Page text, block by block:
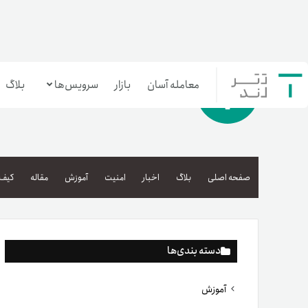
معامله آسان بازار سرویس‌ها
بازار تترلند
سرمایه‌گذاری آسان
بلاگ
صفحه اصلی بلاگ اخبار امنیت آموزش مقاله
دسته بندی‌ها
آموزش